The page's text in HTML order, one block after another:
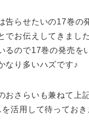
告らせたいの17巻の
でお伝えしてきまし
るので17巻の発売を
なり多いハズです♪
おさらいも兼ねて上
活用して待っておき